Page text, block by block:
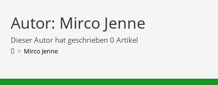
Autor: Mirco Jenne
Dieser Autor hat geschrieben 0 Artikel
> Mirco Jenne